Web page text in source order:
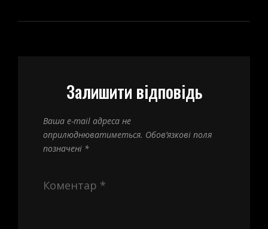
Залишити відповідь
Ваша e-mail адреса не
оприлюднюватиметься. Обов’язкові поля
позначені *
Коментар *